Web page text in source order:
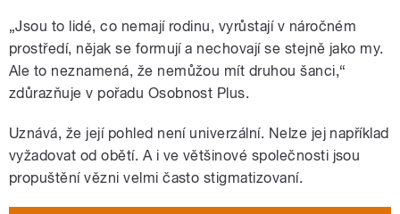
„Jsou to lidé, co nemají rodinu, vyrůstají v náročném
prostředí, nějak se formují a nechovají se stejně jako my.
Ale to neznamená, že nemůžou mít druhou šanci,“
zdůrazňuje v pořadu Osobnost Plus.
Uznává, že její pohled není univerzální. Nelze jej například
vyžadovat od obětí. A i ve většinové společnosti jsou
propuštění vězni velmi často stigmatizovaní.